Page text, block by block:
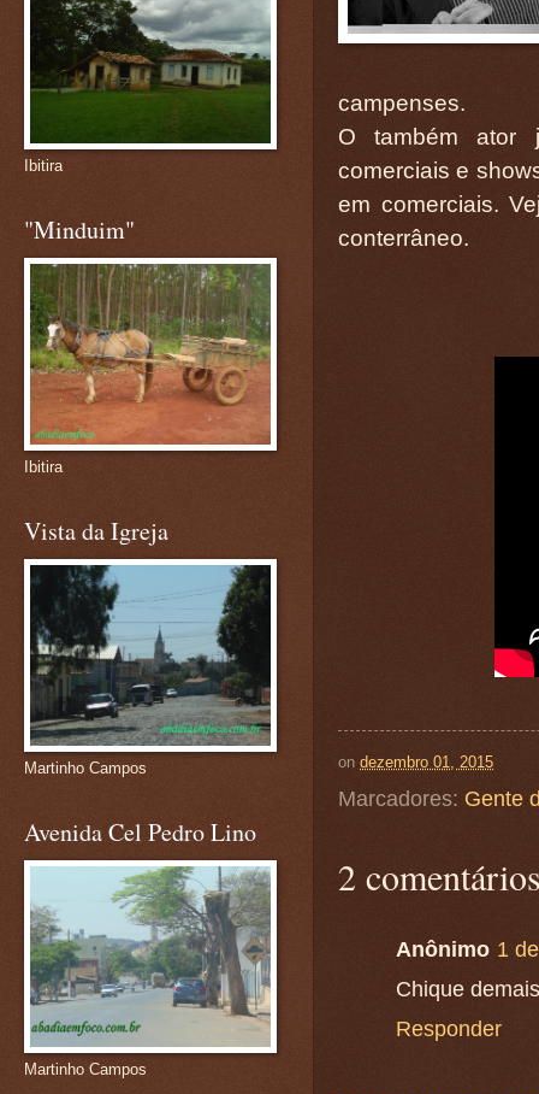
campenses.
O também ator
comerciais e
em comerciais.
conterrâneo.
on dezembro 01, 2015
Marcadores: Gente
2
Anônimo 1
Chique
Responder
Ibitira
"Minduim"
Ibitira
Vista da Igreja
Martinho Campos
Avenida Cel Pedro Lino
Martinho Campos